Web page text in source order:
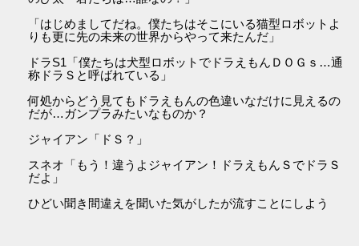
「はじめましてだね。僕たちはそこにいる猫型ロボットよ
りも更に先の未来の世界からやって来たんだ」
ドラS1「僕たちは犬型ロボットでドラえもんＤＯＧｓ…通
称ドラＳと呼ばれている」
何処からどう見てもドラえもんの色違いなだけに見えるの
だが…ガンプラみたいなものか？
ジャイアン「ドＳ？」
スネオ「もう！違うよジャイアン！ドラえもんＳでドラＳ
だよ」
ひどい聞き間違えを聞いた気がしたが流すことにしよう